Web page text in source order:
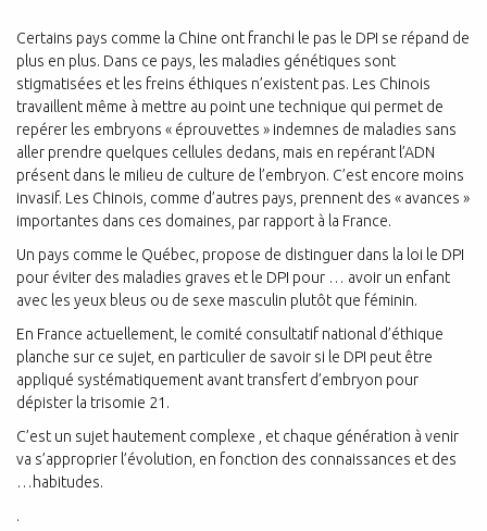
Certains pays comme la Chine ont franchi le pas le DPI se répand de
plus en plus. Dans ce pays, les maladies génétiques sont
stigmatisées et les freins éthiques n’existent pas. Les Chinois
travaillent même à mettre au point une technique qui permet de
repérer les embryons « éprouvettes » indemnes de maladies sans
aller prendre quelques cellules dedans, mais en repérant l’ADN
présent dans le milieu de culture de l’embryon. C’est encore moins
invasif. Les Chinois, comme d’autres pays, prennent des « avances »
importantes dans ces domaines, par rapport à la France.
Un pays comme le Québec, propose de distinguer dans la loi le DPI
pour éviter des maladies graves et le DPI pour … avoir un enfant
avec les yeux bleus ou de sexe masculin plutôt que féminin.
En France actuellement, le comité consultatif national d’éthique
planche sur ce sujet, en particulier de savoir si le DPI peut être
appliqué systématiquement avant transfert d’embryon pour
dépister la trisomie 21.
C’est un sujet hautement complexe , et chaque génération à venir
va s’approprier l’évolution, en fonction des connaissances et des
…habitudes.
.